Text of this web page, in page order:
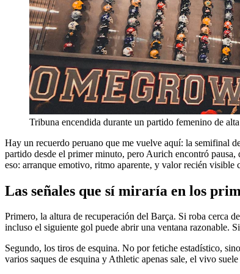
Tribuna encendida durante un partido femenino de
Hay un recuerdo peruano que me vuelve aquí: la semifinal
partido desde el primer minuto, pero Aurich encontró
eso: arranque emotivo, ritmo aparente, y valor recién visible
Las señales que sí miraría en los
Primero, la altura de recuperación del Barça. Si roba cerca
incluso el siguiente gol puede abrir una ventana razonable.
Segundo, los tiros de esquina. No por fetiche estadístico,
varios saques de esquina y Athletic apenas sale, el vivo